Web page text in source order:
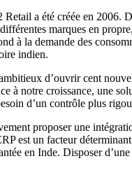
a été créée en 2006.
marques en
à la demande des
indien.
d’ouvrir cent
à notre croissance, une
d’un contrôle plus
proposer une
est un facteur
en Inde. Disposer